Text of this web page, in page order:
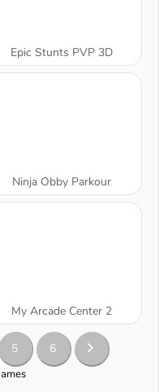
Epic Stunts PVP 3D
Ninja Obby Parkour
My Arcade Center 2
5 6